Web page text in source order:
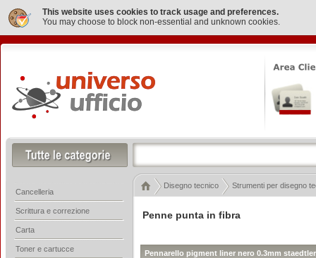
This website uses cookies to track usage and preferences.
You may choose to block non-essential and unknown cookies.
Penne punta in fibra
Pennarello pigment liner nero 0.3mm staedtler
Disegno tecnico Strumenti per disegno
Cancelleria
Scrittura e correzione
Carta
Toner e cartucce